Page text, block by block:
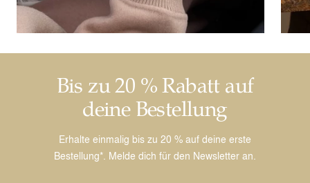
Bis zu 20 % Rabatt auf
deine Bestellung
Erhalte einmalig bis zu 20 % auf deine erste
Bestellung*. Melde dich für den Newsletter an.